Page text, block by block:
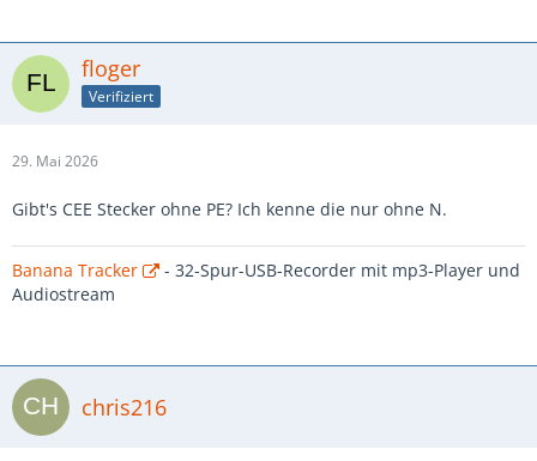
floger
Verifiziert
29. Mai 2026
Gibt's CEE Stecker ohne PE? Ich kenne die nur ohne N.
Banana Tracker
- 32-Spur-USB-Recorder mit mp3-Player und
Audiostream
chris216